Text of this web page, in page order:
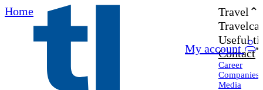
Home
My account
Travel
Useful
Contact
Career
Companies
Media